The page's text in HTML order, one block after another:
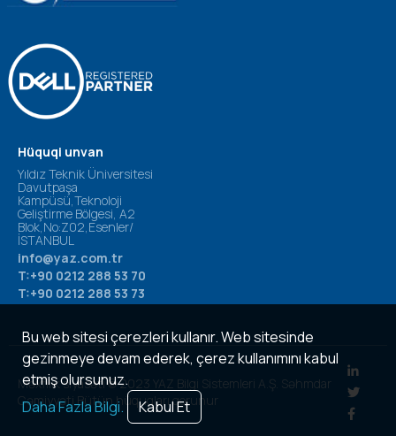
Bu web sitesi çerezleri kullanır. Web sitesinde
gezinmeye devam ederek, çerez kullanımını kabul
etmiş olursunuz.
Daha Fazla Bilgi.
Kabul Et
Hüquqi unvan
Yıldız Teknik Üniversitesi
Davutpaşa
Kampüsü,Teknoloji
Geliştirme Bölgesi, A2
Blok,No:Z02,Esenler/
İSTANBUL
info@yaz.com.tr
T:+90 0212 288 53 70
T:+90 0212 288 53 73
Məxfilik siyasəti © 2023 YAZ Bilgi Sistemleri A.Ş. Səhmdar
Cəmiyyəti Bütün hüquqları qorunur